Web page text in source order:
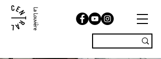
La Louvière